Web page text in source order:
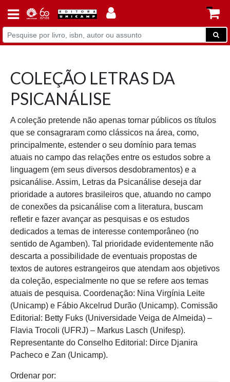
COLEÇÃO LETRAS DA
PSICANÁLISE
A coleção pretende não apenas tornar públicos os títulos
que se consagraram como clássicos na área, como,
principalmente, estender o seu domínio para temas
atuais no campo das relações entre os estudos sobre a
linguagem (em seus diversos desdobramentos) e a
psicanálise. Assim, Letras da Psicanálise deseja dar
prioridade a autores brasileiros que, atuando no campo
de conexões da psicanálise com a literatura, buscam
refletir e fazer avançar as pesquisas e os estudos
dedicados a temas de interesse contemporâneo (no
sentido de Agamben). Tal prioridade evidentemente não
descarta a possibilidade de eventuais propostas de
textos de autores estrangeiros que atendam aos objetivos
da coleção, especialmente no que se refere aos temas
atuais de pesquisa. Coordenação: Nina Virgínia Leite
(Unicamp) e Fábio Akcelrud Durão (Unicamp). Comissão
Editorial: Betty Fuks (Universidade Veiga de Almeida) –
Flavia Trocoli (UFRJ) – Markus Lasch (Unifesp).
Representante do Conselho Editorial: Dirce Djanira
Pacheco e Zan (Unicamp).
Ordenar por: